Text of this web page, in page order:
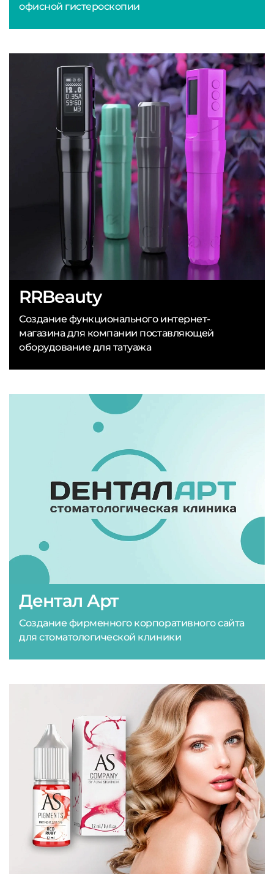
RRBeauty
Создание функционального интернет-
магазина для компании поставляющей
оборудование для татуажа
офисной гистероскопии
Дентал Арт
Создание фирменного корпоративного сайта
для стоматологической клиники